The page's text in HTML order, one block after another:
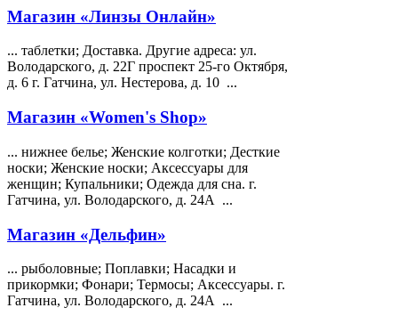
Магазин «Линзы Онлайн»
... таблетки; Доставка. Другие адреса: ул.
Володарского, д. 22Г проспект 25-го Октября,
д. 6 г. Гатчина, ул. Нестерова, д. 10 ...
Магазин «Women's Shop»
... нижнее белье; Женские колготки; Десткие
носки; Женские носки; Аксессуары для
женщин; Купальники; Одежда для сна. г.
Гатчина, ул. Володарского, д. 24А ...
Магазин «Дельфин»
... рыболовные; Поплавки; Насадки и
прикормки; Фонари; Термосы; Аксессуары. г.
Гатчина, ул. Володарского, д. 24А ...